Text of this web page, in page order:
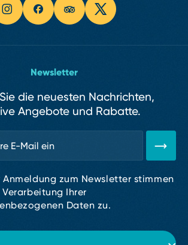
Newsletter
die neuesten Nachrichten,
Angebote und Rabatte.
Anmeldung zum Newsletter stimmen
Verarbeitung Ihrer
Daten zu.